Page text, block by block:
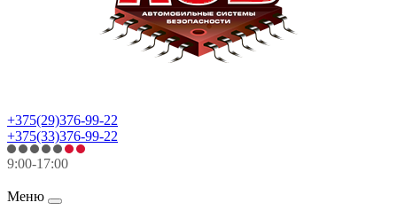
+375(29)376-99-22
+375(33)376-99-22
9:00-17:00
Меню